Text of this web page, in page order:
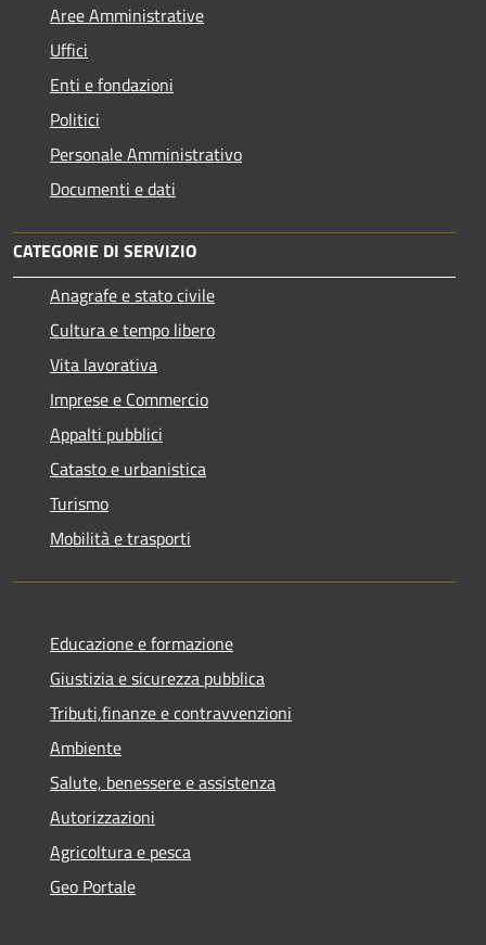
Aree Amministrative
Uffici
Enti e fondazioni
Politici
Personale Amministrativo
Documenti e dati
CATEGORIE DI SERVIZIO
Anagrafe e stato civile
Cultura e tempo libero
Vita lavorativa
Imprese e Commercio
Appalti pubblici
Catasto e urbanistica
Turismo
Mobilità e trasporti
Educazione e formazione
Giustizia e sicurezza pubblica
Tributi,finanze e contravvenzioni
Ambiente
Salute, benessere e assistenza
Autorizzazioni
Agricoltura e pesca
Geo Portale